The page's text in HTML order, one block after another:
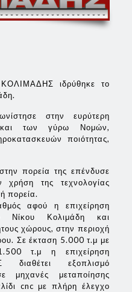
ιδρύθηκε το
στην ευρύτερη
και των γύρω Νομών,
ποιότητας,
πορεία της επένδυσε
χρήση της τεχνολογίας
πορεία.
αφού η επιχείρηση
Κολιμάδη και
χώρους, στην περιοχή
Σε έκταση 5.000 τ.μ με
τ.μ η επιχείρηση
εξοπλισμό
μηχανές μεταποίησης
cnc με πλήρη έλεγχο